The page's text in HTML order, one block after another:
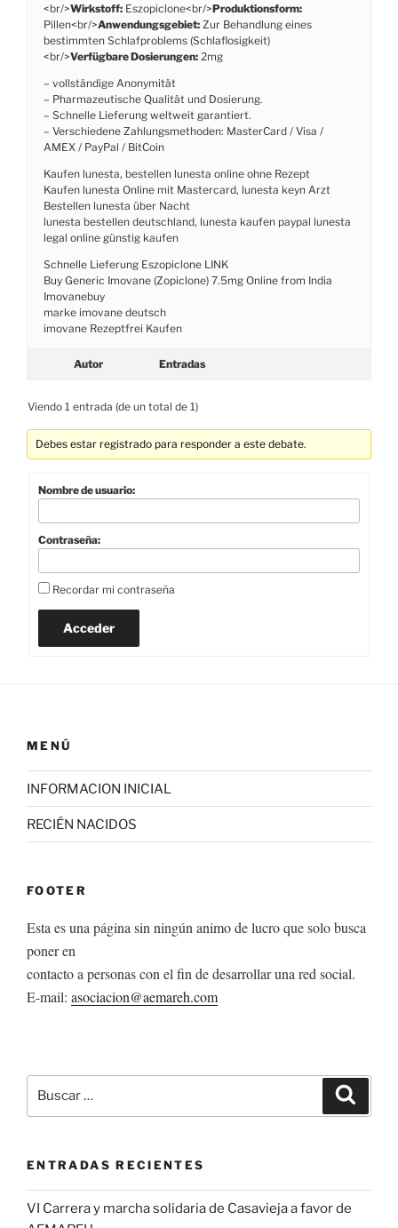
<br/>Wirkstoff: Eszopiclone<br/>Produktionsform:
Pillen<br/>Anwendungsgebiet: Zur Behandlung eines
bestimmten Schlafproblems (Schlaflosigkeit)
<br/>Verfügbare Dosierungen: 2mg
– vollständige Anonymität
– Pharmazeutische Qualität und Dosierung.
– Schnelle Lieferung weltweit garantiert.
– Verschiedene Zahlungsmethoden: MasterCard / Visa /
AMEX / PayPal / BitCoin
Kaufen lunesta, bestellen lunesta online ohne Rezept
Kaufen lunesta Online mit Mastercard, lunesta keyn Arzt
Bestellen lunesta über Nacht
lunesta bestellen deutschland, lunesta kaufen paypal lunesta
legal online günstig kaufen
Schnelle Lieferung Eszopiclone LINK
Buy Generic Imovane (Zopiclone) 7.5mg Online from India
Imovanebuy
marke imovane deutsch
imovane Rezeptfrei Kaufen
Autor Entradas
Viendo 1 entrada (de un total de 1)
Debes estar registrado para responder a este debate.
Nombre de usuario:
Contraseña:
Recordar mi contraseña
Acceder
MENÚ
INFORMACION INICIAL
RECIÉN NACIDOS
FOOTER
Esta es una página sin ningún animo de lucro que solo busca
poner en
contacto a personas con el fin de desarrollar una red social.
E-mail: asociacion@aemareh.com
por:
ENTRADAS RECIENTES
VI Carrera y marcha solidaria de Casavieja a favor de